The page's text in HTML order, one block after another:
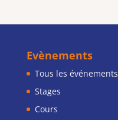
Evènements
Tous les événements
Stages
Cours